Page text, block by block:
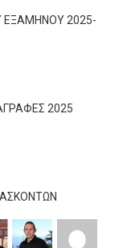
ΕΞΑΜΗΝΟΥ 2025-
2025